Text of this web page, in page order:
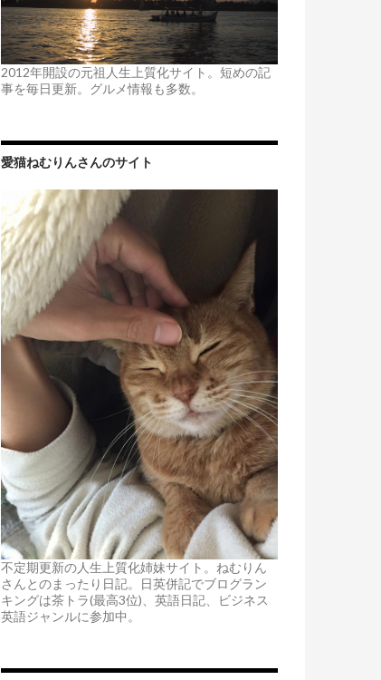
2012年開設の元祖人生上質化サイト。短めの記
事を毎日更新。グルメ情報も多数。
愛猫ねむりんさんのサイト
不定期更新の人生上質化姉妹サイト。ねむりん
さんとのまったり日記。日英併記でブログラン
キングは茶トラ(最高3位)、英語日記、ビジネス
英語ジャンルに参加中。